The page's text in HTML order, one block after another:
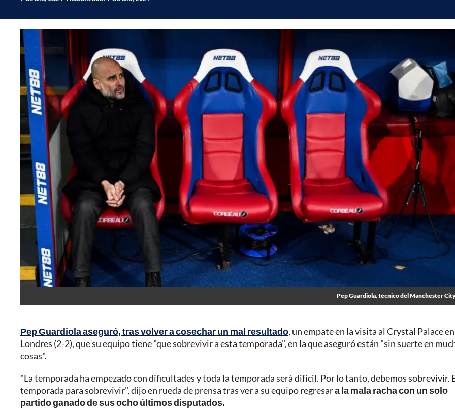
Pep Guardiola, técnico del Manchester
Pep Guardiola aseguró, tras volver a cosechar un mal resultado, un empate en la visita al Crystal Palace en
Londres (2-2), que su equipo tiene "que sobrevivir a esta temporada", en la que aseguró están "sin suerte en
cosas".
"La temporada ha empezado con dificultades y toda la temporada será difícil. Por lo tanto, debemos sobrevivir.
temporada para sobrevivir", dijo en rueda de prensa tras ver a su equipo regresara la mala racha con un solo
partido ganado de sus ocho últimos disputados.